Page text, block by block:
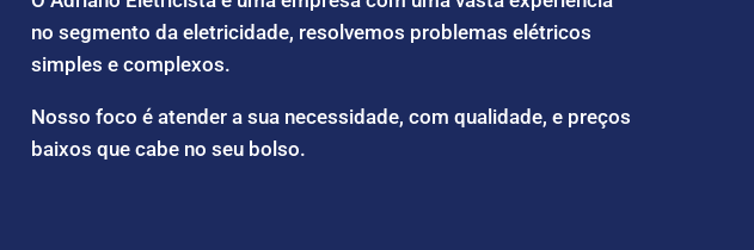
no segmento da eletricidade, resolvemos problemas elétricos
simples e complexos.
Nosso foco é atender a sua necessidade, com qualidade, e preços
baixos que cabe no seu bolso.